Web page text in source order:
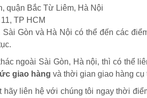
quận Bắc Từ Liêm, Hà Nội
TP HCM
Gòn và Hà Nội có thể đến các
ngoài Sài Gòn, Hà nội, thì có thể
giao hàng và thời gian giao hàng cụ
liên hệ với chúng tôi ngay thời